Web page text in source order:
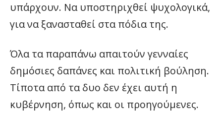
υπάρχουν. Να υποστηριχθεί ψυχολογικά,
για να ξανασταθεί στα πόδια της.
Όλα τα παραπάνω απαιτούν γενναίες
δημόσιες δαπάνες και πολιτική βούληση.
Τίποτα από τα δυο δεν έχει αυτή η
κυβέρνηση, όπως και οι προηγούμενες.